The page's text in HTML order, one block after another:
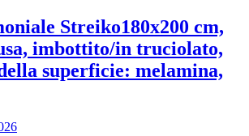
Streiko180x200 cm,
imbottito/in truciolato,
superficie: melamina,